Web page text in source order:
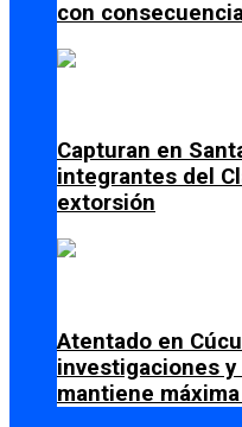
con
Capturan en
integrantes del
extorsión
Atentado en
investigaciones
mantiene